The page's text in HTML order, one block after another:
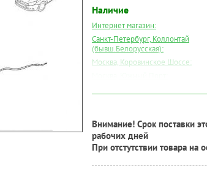
Наличие
Интернет магазин:
Санкт-Петербург, Коллонтай
(бывш.Белорусская):
Москва, Коровинское Шоссе:
Самара:
Тверь:
Внимание! Срок поставки
рабочих дней
При отстутствии товара